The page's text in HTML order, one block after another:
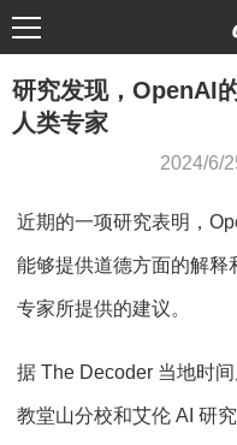
研究发现，OpenAI
人类专家
2024/6/
近期的一项研究表明，
能够提供道德方面的解释
专家所提供的建议。
据 The Decoder 当地时
教堂山分校和艾伦 AI 研